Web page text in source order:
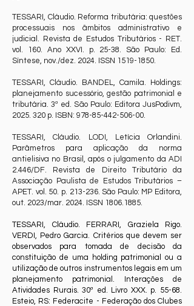
TESSARI, Cláudio. Reforma tributária: questões
processuais nos âmbitos administrativo e
judicial. Revista de Estudos Tributários - RET.
vol. 160. Ano XXVI. p. 25-38. São Paulo: Ed.
Síntese, nov./dez. 2024. ISSN 1519-1850.
TESSARI, Cláudio. BANDEL, Camila. Holdings:
planejamento sucessório, gestão patrimonial e
tributária. 3ª ed. São Paulo: Editora JusPodivm,
2025. 320 p. ISBN: 978-85-442-506-00.
TESSARI, Cláudio. LODI, Letícia Orlandini.
Parâmetros para aplicação da norma
antielisiva no Brasil, após o julgamento da ADI
2.446/DF. Revista de Direito Tributário da
Associação Paulista de Estudos Tributários –
APET. vol. 50. p. 213-236. São Paulo: MP Editora,
out. 2023/mar. 2024. ISSN 1806.1885.
TESSARI, Cláudio. FERRARI, Graziela Rigo.
VERDI, Pedro Garcia. Critérios que devem ser
observados para tomada de decisão da
constituição de uma holding patrimonial ou a
utilização de outros instrumentos legais em um
planejamento patrimonial. Interações de
Atividades Rurais. 30ª ed. Livro XXX. p. 55-68.
Esteio, RS: Federacite - Federação dos Clubes